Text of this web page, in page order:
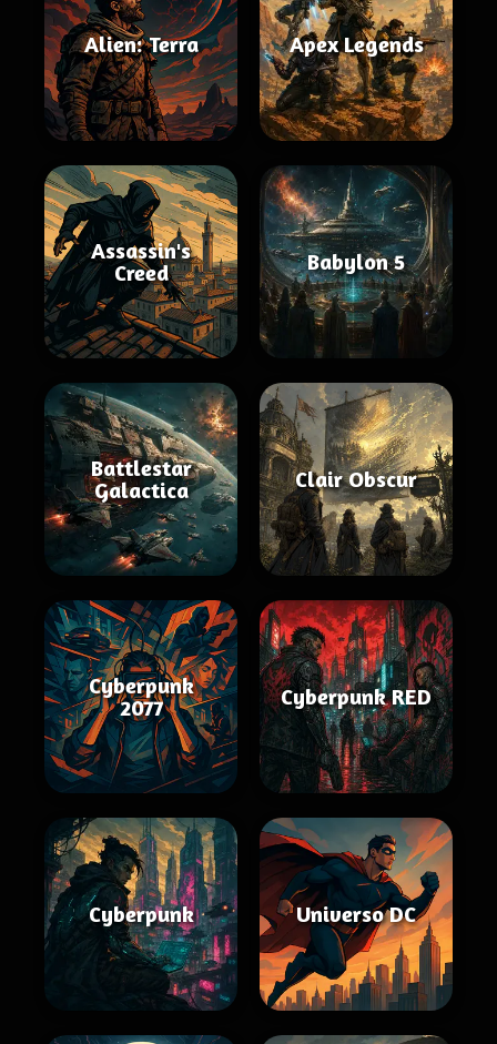
Alien: Terra Apex Legends
Assassin's
Creed
Babylon 5
Battlestar
Galactica
Clair Obscur
Cyberpunk
2077
Cyberpunk RED
Cyberpunk Universo DC